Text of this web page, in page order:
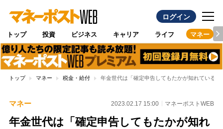
ログイン
トップ 投資 ビジネス キャリア ライフ マネー
トップ マネー 税金・給付 年金世代は「確定申告してもたかが知れている
マネー 2023.02.17 15:00 マネーポストWEB
年金世代は「確定申告してもたかが知れ